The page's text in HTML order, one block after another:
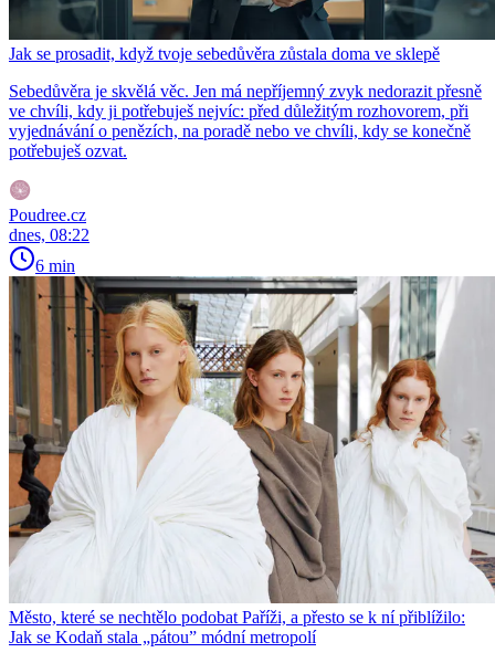
Jak se prosadit, když tvoje sebedůvěra zůstala doma ve sklepě
Sebedůvěra je skvělá věc. Jen má nepříjemný zvyk nedorazit přesně
ve chvíli, kdy ji potřebuješ nejvíc: před důležitým rozhovorem, při
vyjednávání o penězích, na poradě nebo ve chvíli, kdy se konečně
potřebuješ ozvat.
Poudree.cz
dnes, 08:22
6 min
Město, které se nechtělo podobat Paříži, a přesto se k ní přiblížilo:
Jak se Kodaň stala „pátou” módní metropolí